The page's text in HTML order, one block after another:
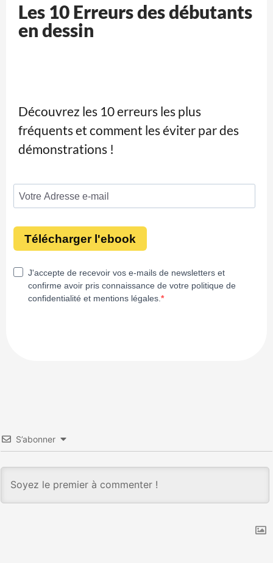
Les 10 Erreurs des débutants
en dessin​
Découvrez les 10 erreurs les plus
fréquents et comment les éviter par des
démonstrations !
S’abonner